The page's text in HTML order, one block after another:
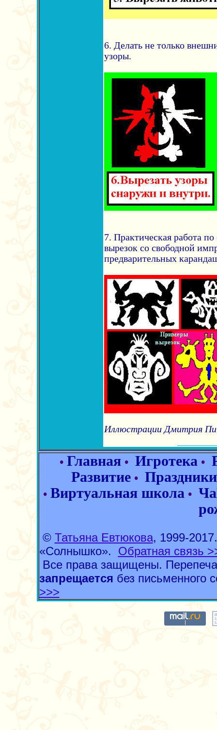
6. Делать не только
узоры.
7. Практическая работа
вырезок со свободной
предварительных
Иллюстрации Дмитрия
• Главная • Игротека •
Развитие• Праздники
• Виртуальная школа •
© Татьяна Евтюкова, 1999-
«Солнышко». Обратная связь
Все права защищены.
запрещается без письменного
>>>